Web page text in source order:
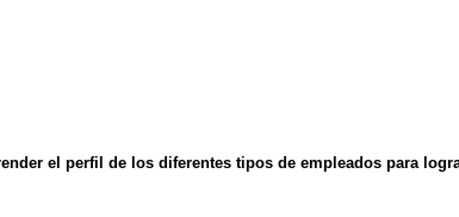
el perfil de los diferentes tipos de empleados para